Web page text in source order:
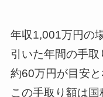
--
年収1,001万円の
引いた年間の手
約60万円が目安と
この手取り額は